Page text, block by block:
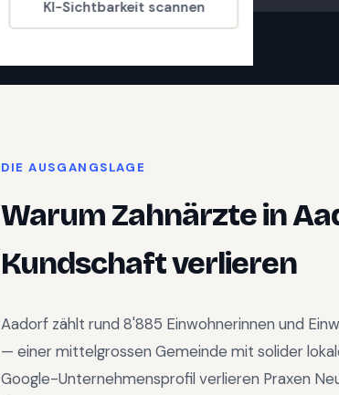
KI-Sichtbarkeit scannen
DIE AUSGANGSLAGE
Warum Zahnärztein
Kundschaft verlieren
Aadorf zählt rund 8'885 Einwohnerinnen und
— einer mittelgrossen Gemeinde mit solider
Google-Unternehmensprofil verlieren Praxen